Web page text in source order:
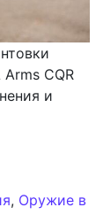
CQR
и
, Оружие в